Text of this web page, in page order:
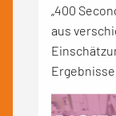
„400
aus